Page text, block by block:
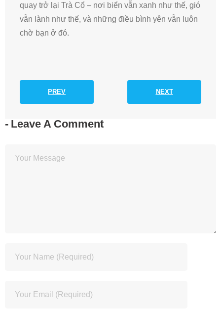
quay trở lại Trà Cổ – nơi biển vẫn xanh như thế, gió
vẫn lành như thế, và những điều bình yên vẫn luôn
chờ bạn ở đó.
PREV NEXT
Leave A Comment